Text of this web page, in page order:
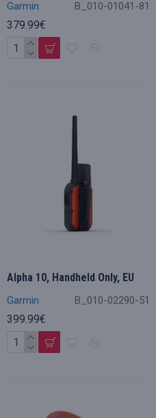
Garmin B_010-01041-81
379.99€
Garmin B_010-02290-51
Alpha 10, Handheld Only, EU
399.99€